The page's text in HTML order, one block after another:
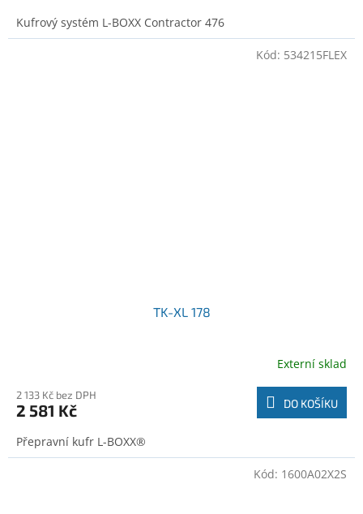
Kufrový systém L-BOXX Contractor 476
TK-XL 178
Externí sklad
2 133 Kč bez DPH
2 581 Kč DO KOŠÍKU
Přepravní kufr L-BOXX®
Kód: 534215FLEX
Kód: 1600A02X2S